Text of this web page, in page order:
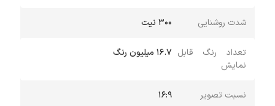
شدت روشنایی ۳۰۰ نیت
تعداد رنگ قابل
نمایش
۱۶.۷ میلیون رنگ
نسبت تصویر ۱۶:۹